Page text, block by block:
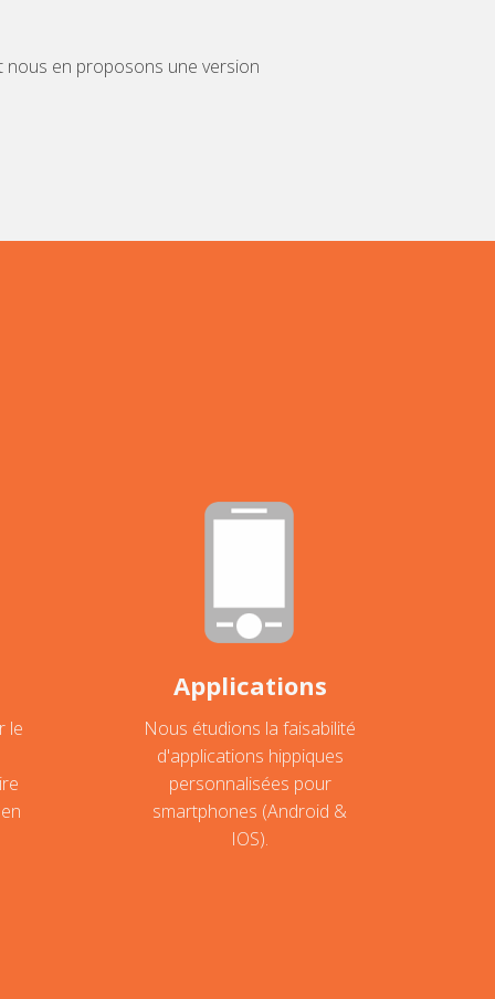
nous en proposons une version
le
Applications
Nous étudions la faisabilité
d'applications hippiques
personnalisées pour
smartphones (Android &
IOS).